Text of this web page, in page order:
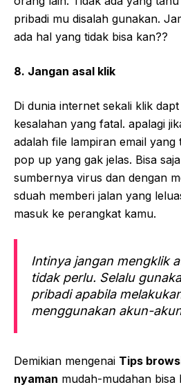
pribadi mu disalah gunakan.
ada hal yang tidak bisa kan??
8. Jangan asal klik
Di dunia internet sekali klik
kesalahan yang fatal. apalagi
adalah file lampiran email yang
pop up yang gak jelas. Bisa
sumbernya virus dan dengan
sduah memberi jalan yang
masuk ke perangkat kamu.
Intinya jangan mengklik
tidak perlu. Selalu
pribadi apabila
menggunakan akun-
Demikian mengenai Tips
nyaman mudah-mudahan bisa